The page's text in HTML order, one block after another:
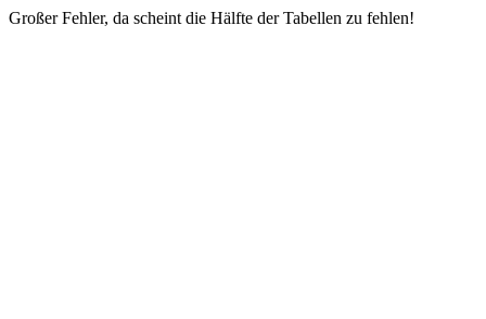
Großer Fehler, da scheint die Hälfte der Tabellen zu fehlen!